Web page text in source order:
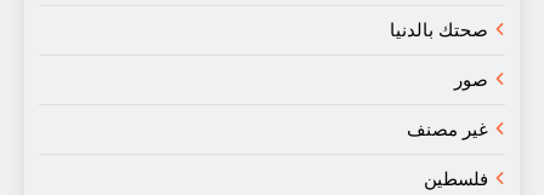
صحتك بالدنيا
صور
غير مصنف
فلسطين